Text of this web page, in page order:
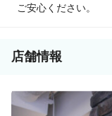
ご安心ください。
店舗情報